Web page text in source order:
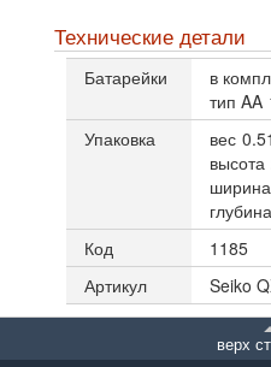
Технические детали
Батарейки
в
тип AA
Упаковка
вес
высота
ширина
глубина
Код
1185
Артикул
Seiko
верх